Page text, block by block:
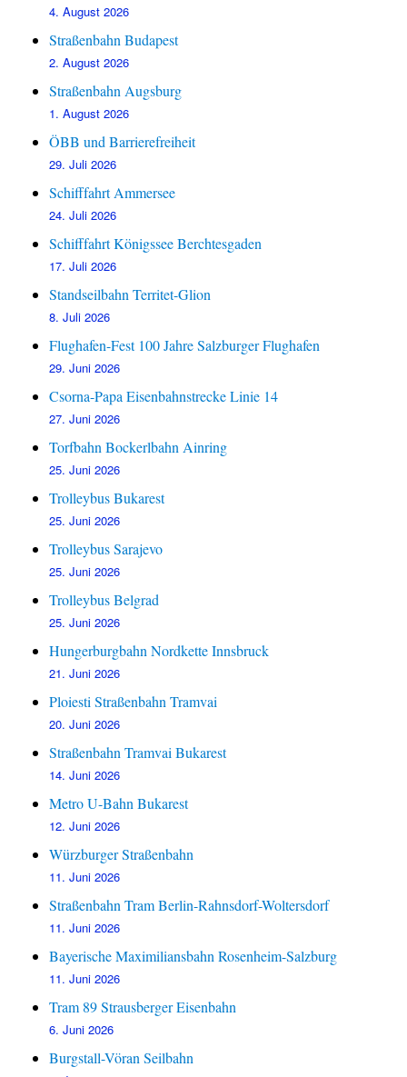
4. August 2026
Straßenbahn Budapest
2. August 2026
Straßenbahn Augsburg
1. August 2026
ÖBB und Barrierefreiheit
29. Juli 2026
Schifffahrt Ammersee
24. Juli 2026
Schifffahrt Königssee Berchtesgaden
17. Juli 2026
Standseilbahn Territet-Glion
8. Juli 2026
Flughafen-Fest 100 Jahre Salzburger Flughafen
29. Juni 2026
Csorna-Papa Eisenbahnstrecke Linie 14
27. Juni 2026
Torfbahn Bockerlbahn Ainring
25. Juni 2026
Trolleybus Bukarest
25. Juni 2026
Trolleybus Sarajevo
25. Juni 2026
Trolleybus Belgrad
25. Juni 2026
Hungerburgbahn Nordkette Innsbruck
21. Juni 2026
Ploiesti Straßenbahn Tramvai
20. Juni 2026
Straßenbahn Tramvai Bukarest
14. Juni 2026
Metro U-Bahn Bukarest
12. Juni 2026
Würzburger Straßenbahn
11. Juni 2026
Straßenbahn Tram Berlin-Rahnsdorf-Woltersdorf
11. Juni 2026
Bayerische Maximiliansbahn Rosenheim-Salzburg
11. Juni 2026
Tram 89 Strausberger Eisenbahn
6. Juni 2026
Burgstall-Vöran Seilbahn